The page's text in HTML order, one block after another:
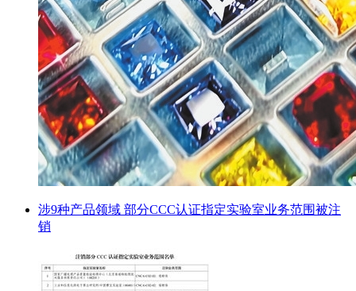
涉9种产品领域 部分CCC认证指定实验室业务范围被注
销